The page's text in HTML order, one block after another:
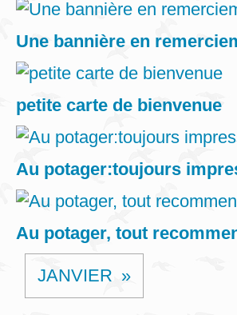
Une bannière en
petite carte de bienvenue
Au potager:toujours
Au potager, tout
JANVIER